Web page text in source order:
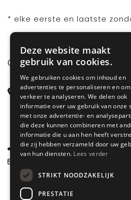
* elke eerste en laatste
CONTACT
Steenstraat 71
6828 CD Arnhem
Gelderland
085 877 0704
Deze website maakt
gebruik van cookies.
We gebruiken cookies om inhoud en
advertenties te personaliseren en
verkeer te analyseren. We delen ook
informatie over uw gebruik van onze
met onze advertentie- en
die deze kunnen combineren met
informatie die u aan hen heeft
die zij hebben verzameld door uw
van hun diensten. Lees verder
STRIKT NOODZAKELIJK
PRESTATIE